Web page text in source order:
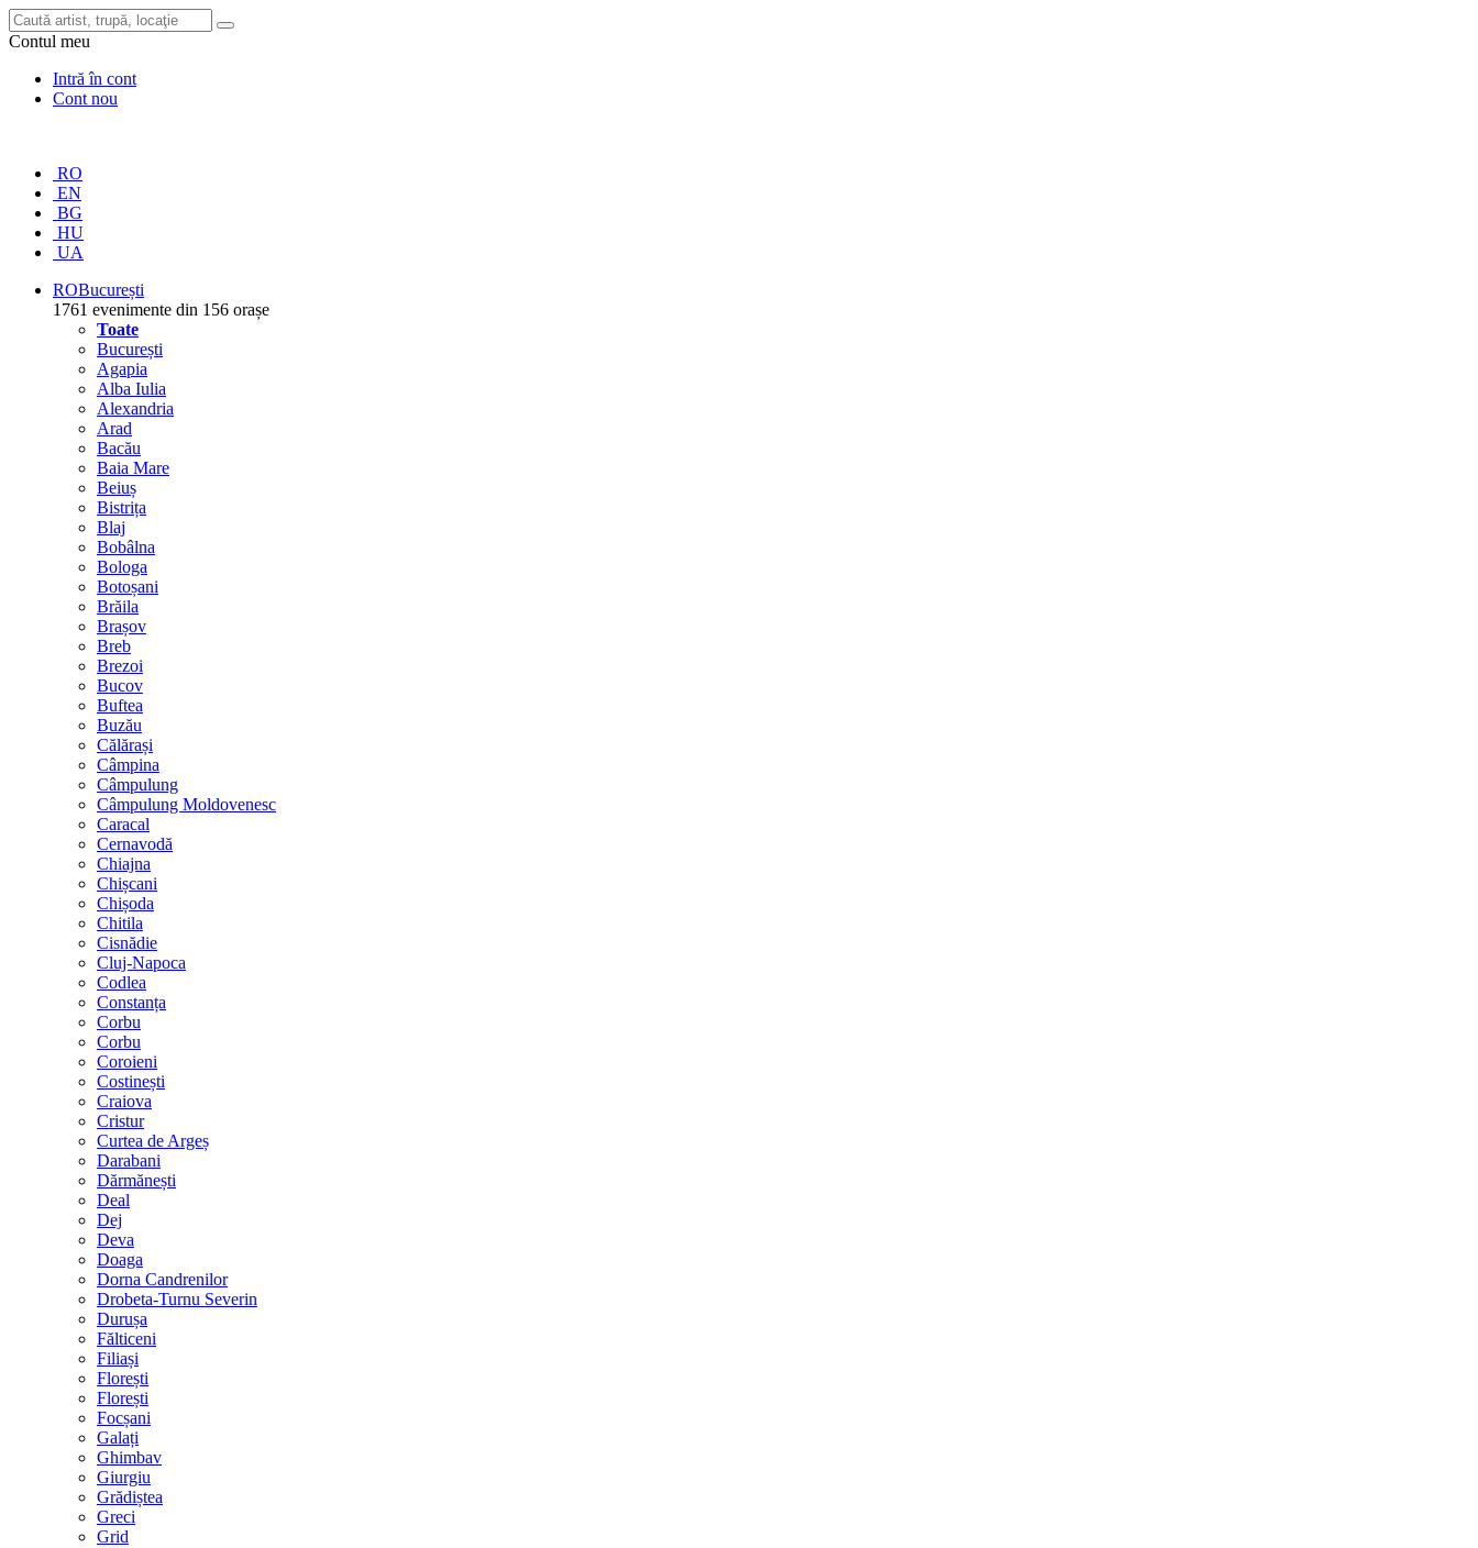
Contul meu
Intră în cont
Cont nou
RO
EN
BG
HU
UA
ROBucurești
1761 evenimente din 156 orașe
Toate
București
Agapia
Alba Iulia
Alexandria
Arad
Bacău
Baia Mare
Beiuș
Bistrița
Blaj
Bobâlna
Bologa
Botoșani
Brăila
Brașov
Breb
Brezoi
Bucov
Buftea
Buzău
Călărași
Câmpina
Câmpulung
Câmpulung Moldovenesc
Caracal
Cernavodă
Chiajna
Chișcani
Chișoda
Chitila
Cisnădie
Cluj-Napoca
Codlea
Constanța
Corbu
Corbu
Coroieni
Costinești
Craiova
Cristur
Curtea de Argeș
Darabani
Dărmănești
Deal
Dej
Deva
Doaga
Dorna Candrenilor
Drobeta-Turnu Severin
Durușa
Fălticeni
Filiași
Florești
Florești
Focșani
Galați
Ghimbav
Giurgiu
Grădiștea
Greci
Grid